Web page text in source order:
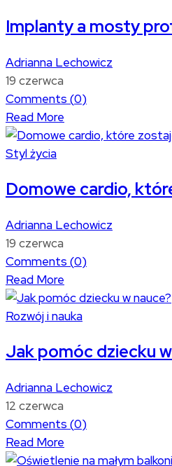
Implanty a mosty
Adrianna Lechowicz
19 czerwca
Comments (0)
Read More
Styl życia
Domowe cardio,
Adrianna Lechowicz
19 czerwca
Comments (0)
Read More
Rozwój i nauka
Jak pomóc dziecku
Adrianna Lechowicz
12 czerwca
Comments (0)
Read More